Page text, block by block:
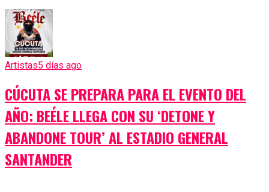
Artistas5 días ago
CÚCUTA SE PREPARA PARA EL EVENTO DEL
AÑO: BEÉLE LLEGA CON SU ‘DETONE Y
ABANDONE TOUR’ AL ESTADIO GENERAL
SANTANDER